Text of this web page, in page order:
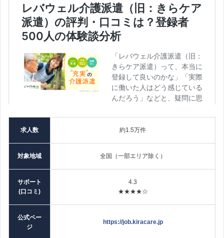
求人数 約1.5万件
対象地域 全国（一部エリア除く）
サポート
(口コミ)
4.3
★★★★☆
公式ペー
ジ
https://job.kiracare.jp